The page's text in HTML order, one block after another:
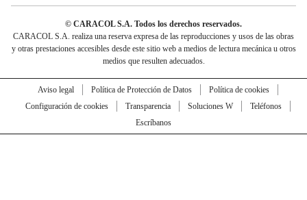
© CARACOL S.A. Todos los derechos reservados.
CARACOL S.A. realiza una reserva expresa de las reproducciones y usos de las obras
y otras prestaciones accesibles desde este sitio web a medios de lectura mecánica u otros
medios que resulten adecuados.
Aviso legal Política de Protección de Datos
Política de cookies
Configuración de cookies
Transparencia Soluciones W
Teléfonos
Escríbanos